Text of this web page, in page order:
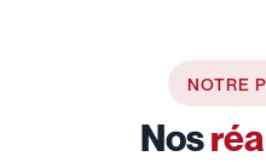
NOTRE
Nos